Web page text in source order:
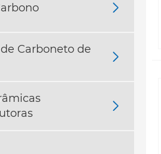

Carboneto de

